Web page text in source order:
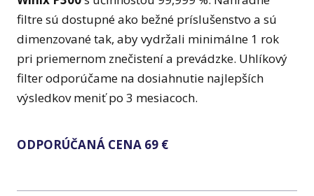
filtre sú dostupné ako bežné príslušenstvo a sú
dimenzované tak, aby vydržali minimálne 1 rok
pri priemernom znečistení a prevádzke. Uhlíkový
filter odporúčame na dosiahnutie najlepších
výsledkov meniť po 3 mesiacoch.
ODPORÚČANÁ CENA 69 €